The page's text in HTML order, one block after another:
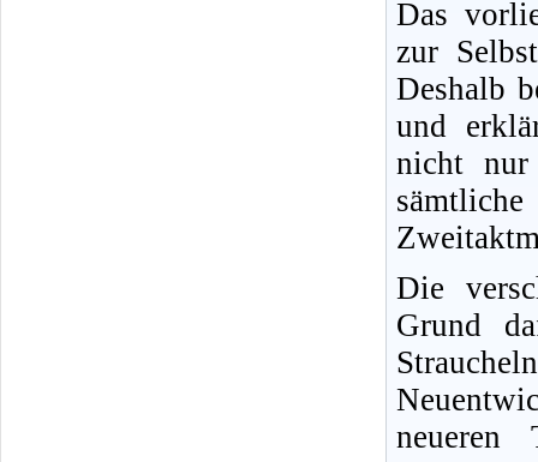
Das
zur
Deshalb
und
nicht
Die
Grund
neueren